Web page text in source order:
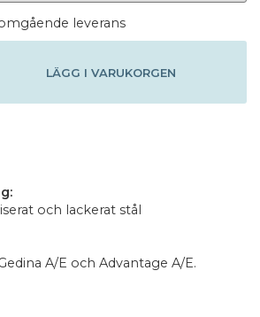
leverans
LÄGG I VARUKORGEN
och lackerat stål
A/E och Advantage A/E.